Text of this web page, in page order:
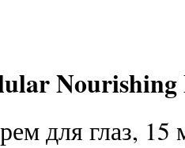
Nourishing
для глаз, 15